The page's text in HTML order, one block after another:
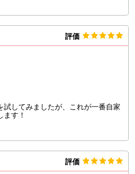
評価
してみましたが、これが一番自家
す！
評価